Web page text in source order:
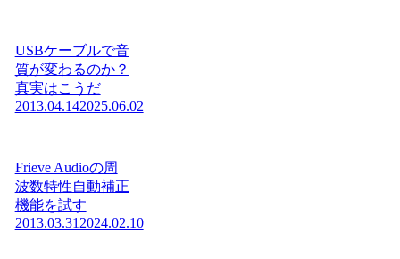
USBケーブルで音
質が変わるのか？
真実はこうだ
2013.04.142025.06.02
Frieve Audioの周
波数特性自動補正
機能を試す
2013.03.31 2024.02.10